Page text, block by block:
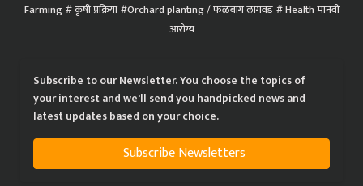
Farming कृषी प्रक्रिया Orchard planting / फळबाग लागवड Health मानवी
आरोग्य
Subscribe to our Newsletter. You choose the topics of
your interest and we'll send you handpicked news and
latest updates based on your choice.
Subscribe Newsletters